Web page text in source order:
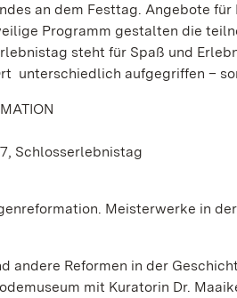
an dem Festtag. Angebote
Programm gestalten die
steht für Spaß und
unterschiedlich aufgegriffen –
Schlosserlebnistag
Meisterwerke in
andere Reformen in der
mit Kuratorin Dr.